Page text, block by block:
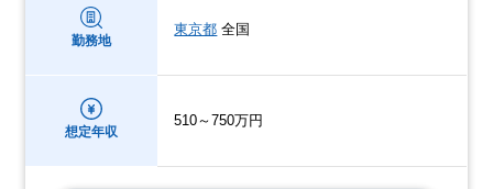
勤務地
東京都 全国
想定年収
510～750万円